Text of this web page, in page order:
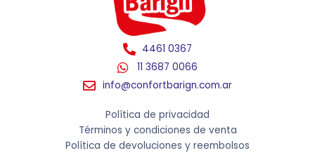
4461 0367
11 3687 0066
info@confortbarign.com.ar
Política de privacidad
Términos y condiciones de venta
Política de devoluciones y reembolsos